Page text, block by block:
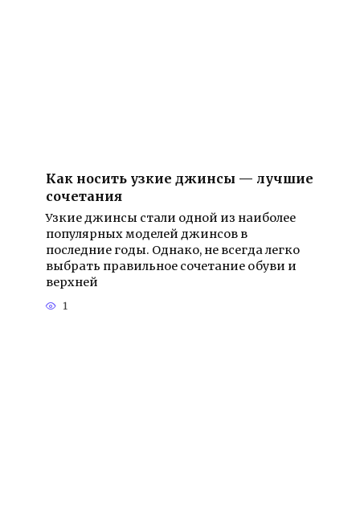
Как носить узкие джинсы — лучшие
сочетания
Узкие джинсы стали одной из наиболее
популярных моделей джинсов в
последние годы. Однако, не всегда легко
выбрать правильное сочетание обуви и
верхней
1